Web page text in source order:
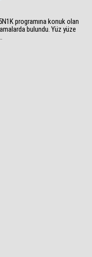
programına konuk olan
bulundu. Yüz yüze